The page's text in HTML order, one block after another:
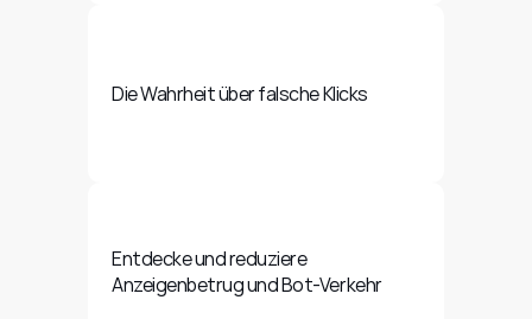
Die Wahrheit über falsche Klicks
Entdecke und reduziere
Anzeigenbetrug und Bot-Verkehr